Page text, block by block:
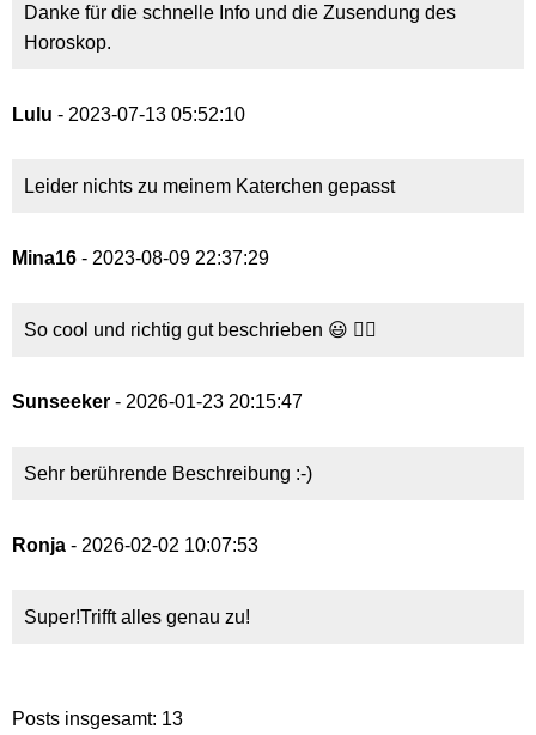
Danke für die schnelle Info und die Zusendung des
Horoskop.
Lulu - 2023-07-13 05:52:10
Leider nichts zu meinem Katerchen gepasst
Mina16 - 2023-08-09 22:37:29
So cool und richtig gut beschrieben 😃 👍🏻
Sunseeker - 2026-01-23 20:15:47
Sehr berührende Beschreibung :-)
Ronja - 2026-02-02 10:07:53
Super!Trifft alles genau zu!
Posts insgesamt: 13